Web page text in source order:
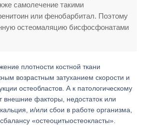
самолечение такими
или фенобарбитал. Поэтому
остеомаляцию бисфосфонатами
плотности костной ткани
возрастным затуханием скорости и
остеобластов. А к патологическому
внешние факторы, недостаток или
и/или сбои в работе организма,
«остеоцитыостеокласты».